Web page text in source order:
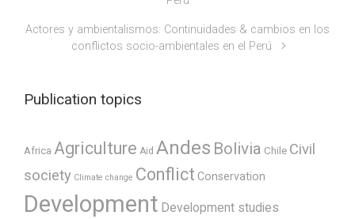
Actores y ambientalismos: Continuidades & cambios en los
conflictos socio-ambientales en el Perú
Publication topics
Africa Agriculture Aid Andes Bolivia Chile Civil
society Climate change Conflict Conservation
Development Development studies